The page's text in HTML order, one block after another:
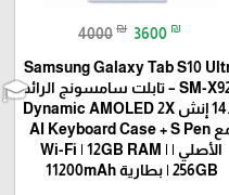
4000 ₪ 3600 ₪
Samsung Galaxy Tab S10
SM-X920 – تابلت سامسونج الرائد
14.6 إنش Dynamic AMOLED 2X
مع AI Keyboard Case + S Pen
الأصلي | Wi-Fi | 12GB RAM |
256GB | بطارية 11200mAh